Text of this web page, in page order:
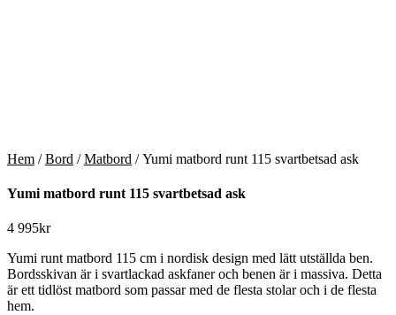
Hem /Bord /Matbord / Yumi matbord runt 115 svartbetsad ask
Yumi matbord runt 115 svartbetsad ask
4 995kr
Yumi runt matbord 115 cm i nordisk design med lätt utställda ben.
Bordsskivan är i svartlackad askfaner och benen är i massiva. Detta
är ett tidlöst matbord som passar med de flesta stolar och i de flesta
hem.